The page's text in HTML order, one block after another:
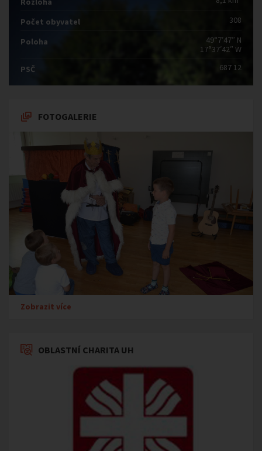
Počet obyvatel 308
Poloha
49°7′47″ N
17°37′42″ W
PSČ
687 12
FOTOGALERIE
Zobrazit více
OBLASTNÍ CHARITA UH